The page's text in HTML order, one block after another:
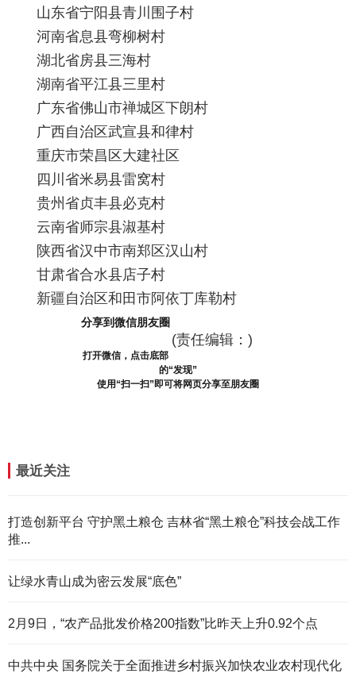
山东省宁阳县青川围子村
河南省息县弯柳树村
湖北省房县三海村
湖南省平江县三里村
广东省佛山市禅城区下朗村
广西自治区武宣县和律村
重庆市荣昌区大建社区
四川省米易县雷窝村
贵州省贞丰县必克村
云南省师宗县淑基村
陕西省汉中市南郑区汉山村
甘肃省合水县店子村
新疆自治区和田市阿依丁库勒村
(责任编辑：)
分享到微信朋友圈
打开微信，点击底部
的“发现”
使用“扫一扫”即可将网页分享至朋友圈
最近关注
打造创新平台 守护黑土粮仓 吉林省“黑土粮仓”科技会战工作
推...
让绿水青山成为密云发展“底色”
2月9日，“农产品批发价格200指数”比昨天上升0.92个点
中共中央 国务院关于全面推进乡村振兴加快农业农村现代化